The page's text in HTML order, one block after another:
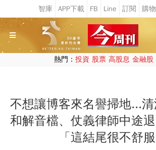
熱門： 投資 股票 高股息 金融股
不想讓博客來名譽掃地...
和解音檔、仗義律師中途
「這結尾很不舒服